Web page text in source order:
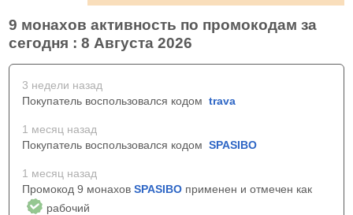
9 монахов активность по промокодам за
сегодня : 8 Августа 2026
3 недели назад
Покупатель воспользовался кодом trava
1 месяц назад
Покупатель воспользовался кодом SPASIBO
1 месяц назад
Промокод 9 монахов SPASIBO применен и отмечен как
рабочий